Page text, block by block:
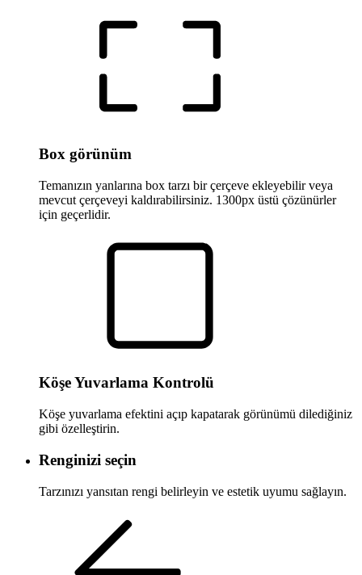
Box görünüm
Temanızın yanlarına box tarzı bir çerçeve ekleyebilir veya
mevcut çerçeveyi kaldırabilirsiniz. 1300px üstü çözünürler
için geçerlidir.
Köşe Yuvarlama Kontrolü
Köşe yuvarlama efektini açıp kapatarak görünümü dilediğiniz
gibi özelleştirin.
Renginizi seçin
Tarzınızı yansıtan rengi belirleyin ve estetik uyumu sağlayın.